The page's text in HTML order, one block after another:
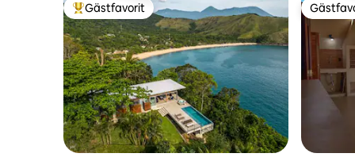
Populär gästfavorit
Gästfavorit